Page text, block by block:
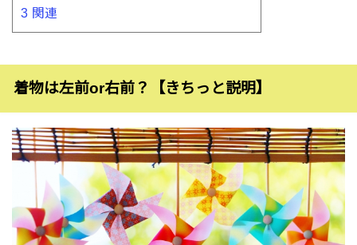
3 関連
着物は左前or右前？【きちっと説明】